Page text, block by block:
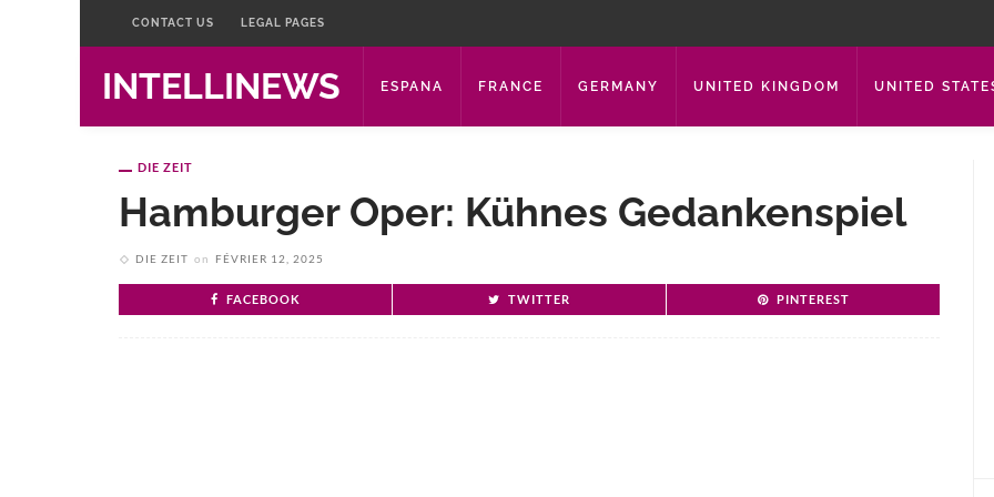
CONTACT US LEGAL PAGES
INTELLINEWS ESPANA FRANCE GERMANY UNITED KINGDOM UNITED
DIE ZEIT
Hamburger Oper: Kühnes Gedankenspiel
DIE ZEIT on FÉVRIER 12, 2025
FACEBOOK TWITTER PINTEREST